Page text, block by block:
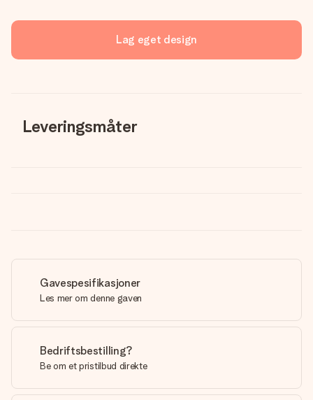
Lag eget design
Leveringsmåter
Gavespesifikasjoner
Les mer om denne gaven
Bedriftsbestilling?
Be om et pristilbud direkte